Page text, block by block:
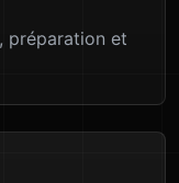
préparation et